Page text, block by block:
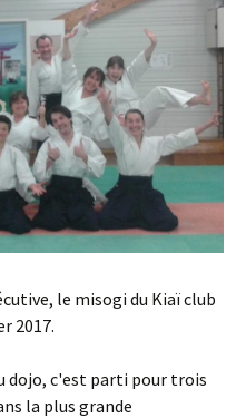
le misogi du Kiaï club
2017.
dojo, c'est parti pour trois
la plus grande